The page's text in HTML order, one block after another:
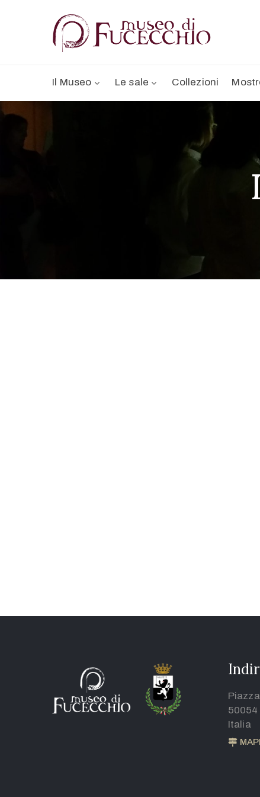
Il Museo Le sale Collezioni
50054
Italia